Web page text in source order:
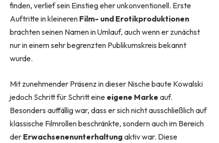
finden, verlief sein Einstieg eher unkonventionell. Erste
Auftritte in kleineren Film- und Erotikproduktionen
brachten seinen Namen in Umlauf, auch wenn er zunächst
nur in einem sehr begrenzten Publikumskreis bekannt
wurde.
Mit zunehmender Präsenz in dieser Nische baute Kowalski
jedoch Schritt für Schritt eine eigene Marke auf.
Besonders auffällig war, dass er sich nicht ausschließlich auf
klassische Filmrollen beschränkte, sondern auch im Bereich
der Erwachsenenunterhaltung aktiv war. Diese